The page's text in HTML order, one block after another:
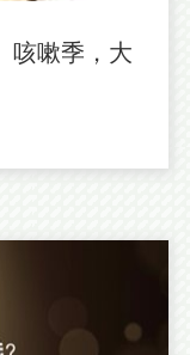
咳嗽季，大